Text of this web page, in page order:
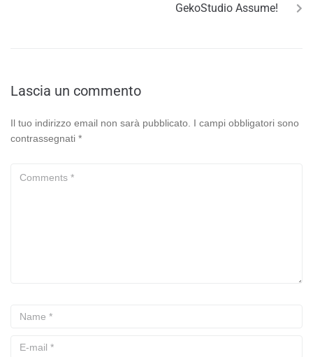
GekoStudio Assume!
Lascia un commento
Il tuo indirizzo email non sarà pubblicato. I campi obbligatori sono
contrassegnati *